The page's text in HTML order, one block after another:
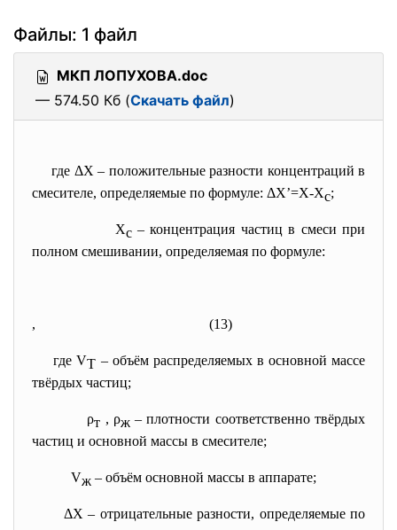
Файлы: 1 файл
МКП ЛОПУХОВА.doc
— 574.50 Кб (Скачать файл)
где ΔX – положительные разности концентраций в
смесителе, определяемые по формуле: ΔX’=X-Xс;
Xc– концентрация частиц в смеси при
полном смешивании, определяемая по формуле:
, (13)
где VT – объём распределяемых в основной массе
твёрдых частиц;
ρт , ρж– плотности соответственно твёрдых
частиц и основной массы в смесителе;
Vж – объём основной массы в аппарате;
ΔX – отрицательные разности, определяемые по